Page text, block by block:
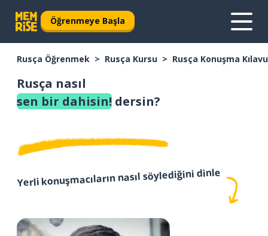
Öğrenmeye Başla
Rusça Öğrenmek Rusça Kursu Rusça Konuşma
Rusça nasıl
sen bir dahisin! dersin?
Yerli konuşmacıların nasıl söylediğini dinle